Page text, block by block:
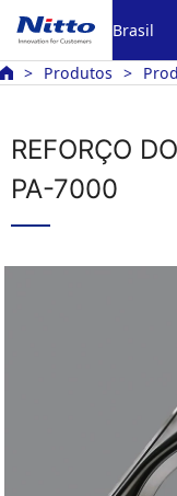
Brasil
Produtos
REFORÇO
PA-7000